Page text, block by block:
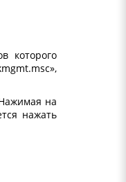
которого
на
нажать